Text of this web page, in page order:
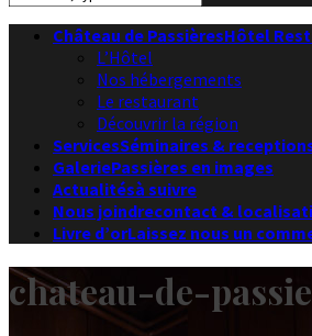
Château de PassièresHôtel
L’Hôtel
Nos hébergements
Le restaurant
Découvrir la région
ServicesSéminaires &
GaleriePassières en images
Actualitésà suivre
Nous joindrecontact &
Livre d’orLaissez nous un
chateau-de-